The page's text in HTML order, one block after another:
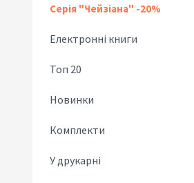
Серія "Чейзіана" -20%
Електронні книги
Топ 20
Новинки
Комплекти
У друкарні